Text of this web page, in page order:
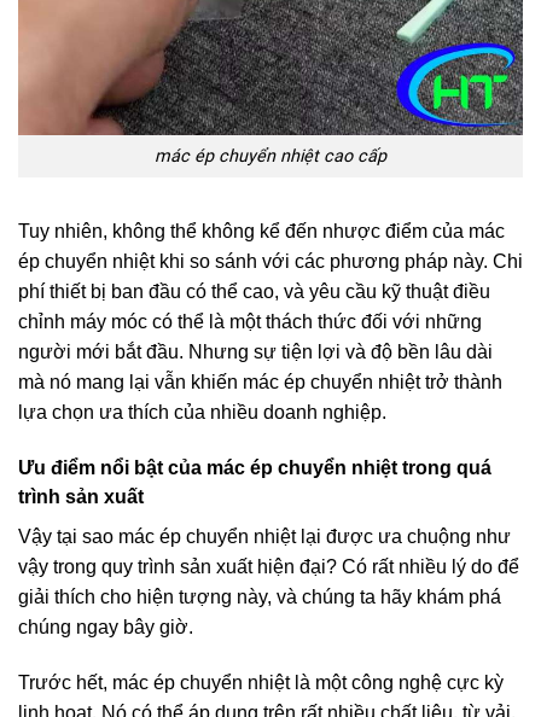
mác ép chuyển nhiệt cao cấp
Tuy nhiên, không thể không kể đến nhược điểm của mác
ép chuyển nhiệt khi so sánh với các phương pháp này. Chi
phí thiết bị ban đầu có thể cao, và yêu cầu kỹ thuật điều
chỉnh máy móc có thể là một thách thức đối với những
người mới bắt đầu. Nhưng sự tiện lợi và độ bền lâu dài
mà nó mang lại vẫn khiến mác ép chuyển nhiệt trở thành
lựa chọn ưa thích của nhiều doanh nghiệp.
Ưu điểm nổi bật của mác ép chuyển nhiệt trong quá
trình sản xuất
Vậy tại sao mác ép chuyển nhiệt lại được ưa chuộng như
vậy trong quy trình sản xuất hiện đại? Có rất nhiều lý do để
giải thích cho hiện tượng này, và chúng ta hãy khám phá
chúng ngay bây giờ.
Trước hết, mác ép chuyển nhiệt là một công nghệ cực kỳ